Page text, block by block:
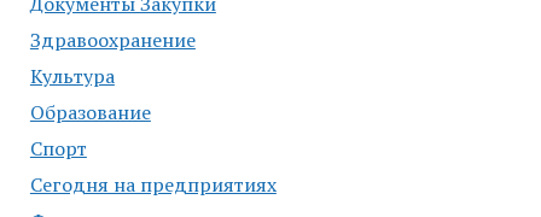
Здравоохранение
Культура
Образование
Спорт
Сегодня на предприятиях